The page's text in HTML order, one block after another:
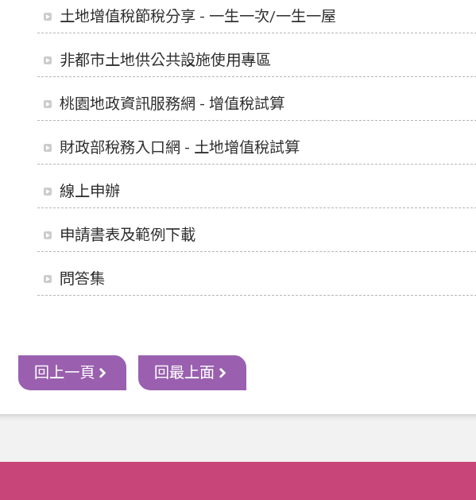
土地增值稅節稅分享 - 一生一次/一生一屋
非都市土地供公共設施使用專區
桃園地政資訊服務網 - 增值稅試算
財政部稅務入口網 - 土地增值稅試算
線上申辦
申請書表及範例下載
問答集
回上一頁 回最上面